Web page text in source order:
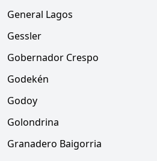
General Lagos
Gessler
Gobernador Crespo
Godekén
Godoy
Golondrina
Granadero Baigorria